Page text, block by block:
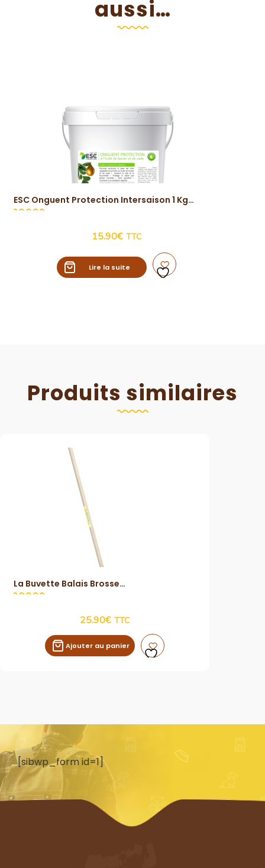
aussi…
ESC Onguent Protection Intersaison 1 Kg
15.90€ TTC
Lire la suite
Produits similaires
La Buvette Balais Brosse
25.90€ TTC
Ajouter au panier
[sibwp_form id=1]